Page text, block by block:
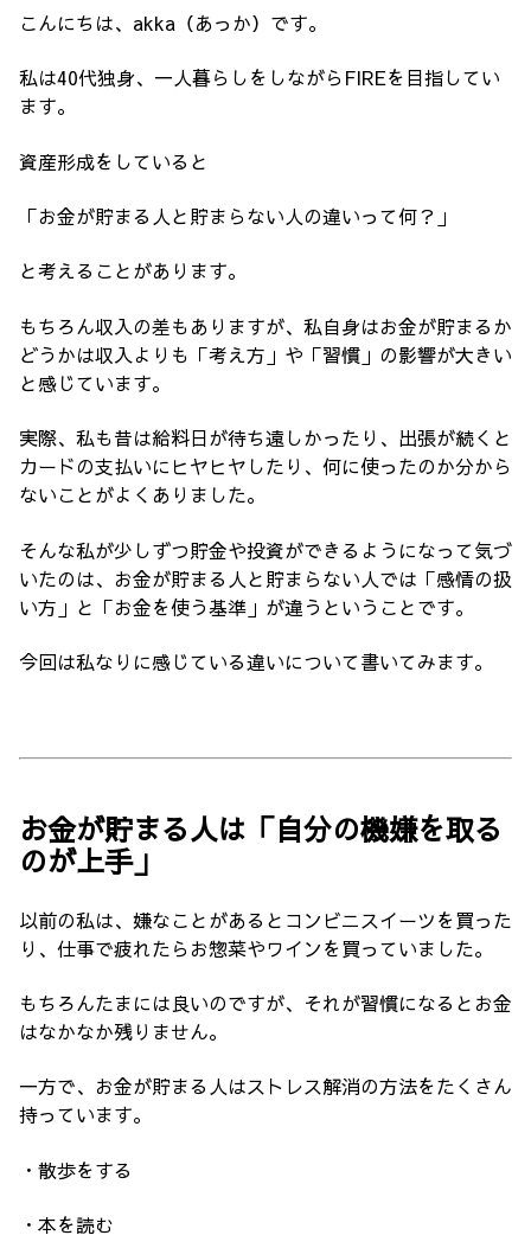
こんにちは、akka（あっか）です。
私は40代独身、一人暮らしをしながらFIREを目指してい
ます。
資産形成をしていると
「お金が貯まる人と貯まらない人の違いって何？」
と考えることがあります。
もちろん収入の差もありますが、私自身はお金が貯まるか
どうかは収入よりも「考え方」や「習慣」の影響が大きい
と感じています。
実際、私も昔は給料日が待ち遠しかったり、出張が続くと
カードの支払いにヒヤヒヤしたり、何に使ったのか分から
ないことがよくありました。
そんな私が少しずつ貯金や投資ができるようになって気づ
いたのは、お金が貯まる人と貯まらない人では「感情の扱
い方」と「お金を使う基準」が違うということです。
今回は私なりに感じている違いについて書いてみます。
お金が貯まる人は「自分の機嫌を取る
のが上手」
以前の私は、嫌なことがあるとコンビニスイーツを買った
り、仕事で疲れたらお惣菜やワインを買っていました。
もちろんたまには良いのですが、それが習慣になるとお金
はなかなか残りません。
一方で、お金が貯まる人はストレス解消の方法をたくさん
持っています。
・散歩をする
・本を読む